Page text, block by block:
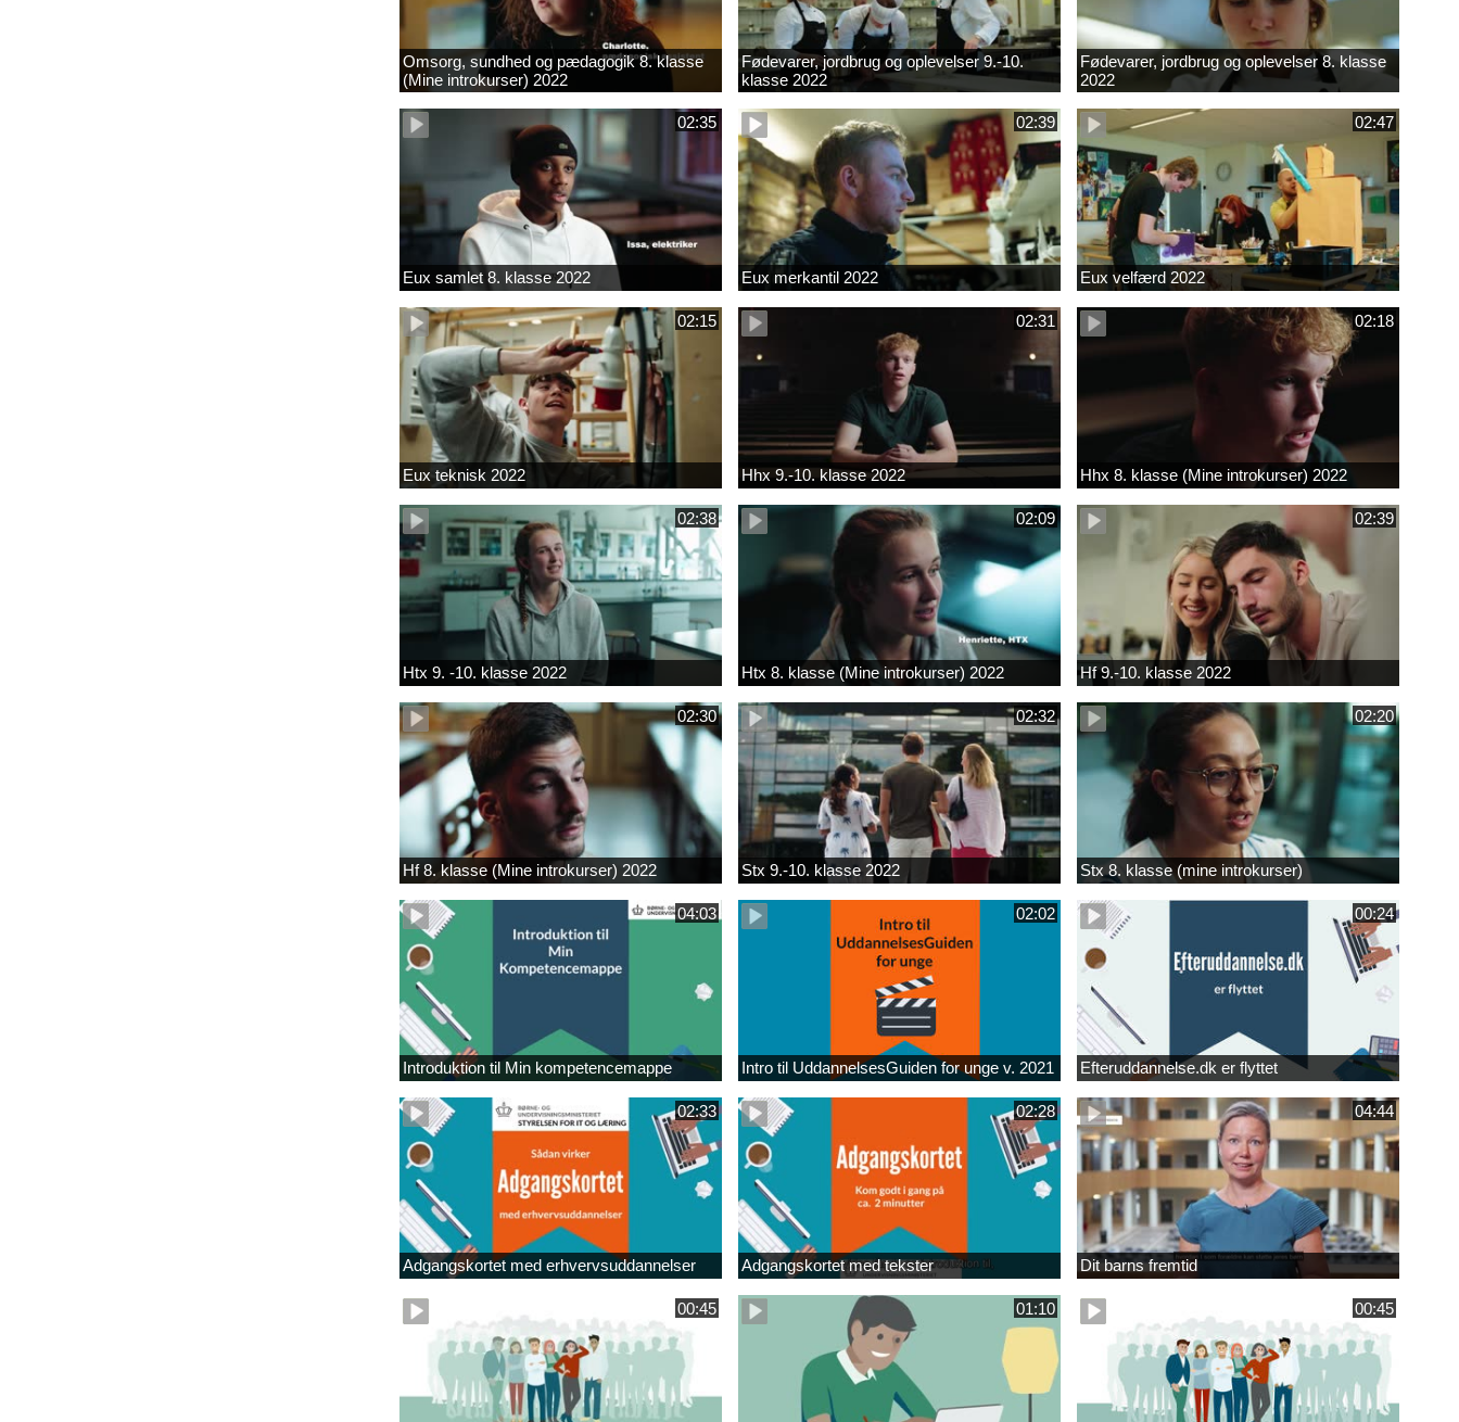
Omsorg, sundhed og pædagogik 8. klasse
(Mine introkurser) 2022
Fødevarer, jordbrug og oplevelser 9.-10.
klasse 2022
Fødevarer, jordbrug og oplevelser 8. klasse
2022
02:35
Eux samlet 8. klasse 2022
02:39
Eux merkantil 2022
02:47
Eux velfærd 2022
02:15
Eux teknisk 2022
02:31
Hhx 9.-10. klasse 2022
02:18
Hhx 8. klasse (Mine introkurser) 2022
02:38
Htx 9. -10. klasse 2022
02:09
Htx 8. klasse (Mine introkurser) 2022
02:39
Hf 9.-10. klasse 2022
02:30
Hf 8. klasse (Mine introkurser) 2022
02:32
Stx 9.-10. klasse 2022
02:20
Stx 8. klasse (mine introkurser)
04:03
Introduktion til Min kompetencemappe
02:02
Intro til UddannelsesGuiden for unge v. 2021
00:24
Efteruddannelse.dk er flyttet
02:33
Adgangskortet med erhvervsuddannelser
02:28
Adgangskortet med tekster
04:44
Dit barns fremtid
00:45 01:10 00:45